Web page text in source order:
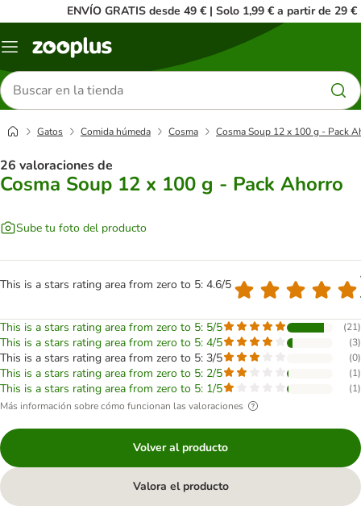
ENVÍO GRATIS desde 49 € | Solo 1,99 € a partir de 29 €
Menú
Buscar
productos
Gatos Comida húmeda Cosma Cosma Soup 12 x 100 g - Pack
26 valoraciones de
Cosma Soup 12 x 100 g - Pack Ahorro
Sube tu foto del producto
This is a stars rating area from zero to 5: 4.6/5
This is a stars rating area from zero to 5: 5/5 (21)
This is a stars rating area from zero to 5: 4/5 (3)
This is a stars rating area from zero to 5: 3/5 (0)
This is a stars rating area from zero to 5: 2/5 (1)
This is a stars rating area from zero to 5: 1/5 (1)
Más información sobre cómo funcionan las valoraciones
Volver al producto
Valora el producto